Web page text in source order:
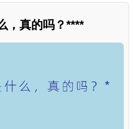
，真的吗？****